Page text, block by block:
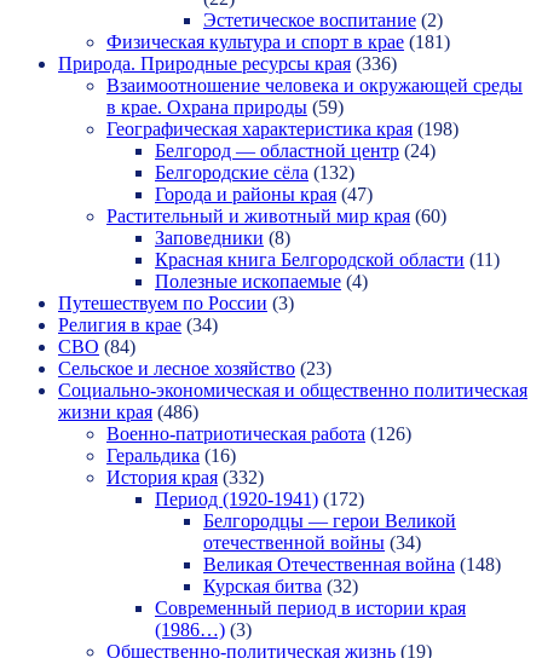
Эстетическое воспитание (2)
Физическая культура и спорт в крае (181)
Природа. Природные ресурсы края (336)
Взаимоотношение человека и окружающей среды
в крае. Охрана природы (59)
Географическая характеристика края (198)
Белгород — областной центр (24)
Белгородские сёла (132)
Города и районы края (47)
Растительный и животный мир края (60)
Заповедники (8)
Красная книга Белгородской области (11)
Полезные ископаемые (4)
Путешествуем по России (3)
Религия в крае (34)
СВО (84)
Сельское и лесное хозяйство (23)
Социально-экономическая и общественно политическая
жизни края (486)
Военно-патриотическая работа (126)
Геральдика (16)
История края (332)
Период (1920-1941) (172)
Белгородцы — герои Великой
отечественной войны (34)
Великая Отечественная война (148)
Курская битва (32)
Современный период в истории края
(1986…) (3)
Общественно-политическая жизнь (19)